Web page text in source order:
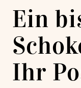
Ein
Ihr